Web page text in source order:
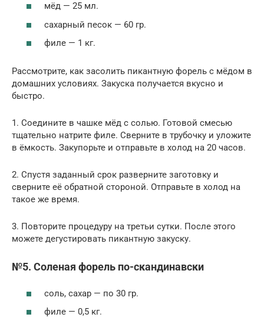
мёд — 25 мл.
сахарный песок — 60 гр.
филе — 1 кг.
Рассмотрите, как засолить пикантную форель с мёдом в
домашних условиях. Закуска получается вкусно и
быстро.
1. Соедините в чашке мёд с солью. Готовой смесью
тщательно натрите филе. Сверните в трубочку и уложите
в ёмкость. Закупорьте и отправьте в холод на 20 часов.
2. Спустя заданный срок разверните заготовку и
сверните её обратной стороной. Отправьте в холод на
такое же время.
3. Повторите процедуру на третьи сутки. После этого
можете дегустировать пикантную закуску.
№5. Соленая форель по-скандинавски
соль, сахар — по 30 гр.
филе — 0,5 кг.